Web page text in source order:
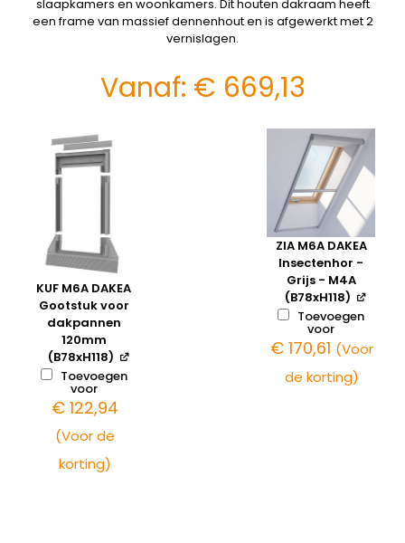
slaapkamers en woonkamers. Dit houten dakraam heeft
een frame van massief dennenhout en is afgewerkt met 2
vernislagen.
Vanaf: € 669,13
KUF M6A DAKEA
Gootstuk voor
dakpannen
120mm
(B78xH118)
Toevoegen
voor
€122,94
(Voor de
korting)
ZIA M6A DAKEA
Insectenhor -
Grijs - M4A
(B78xH118)
Toevoegen
voor
€ 170,61 (Voor
de korting)